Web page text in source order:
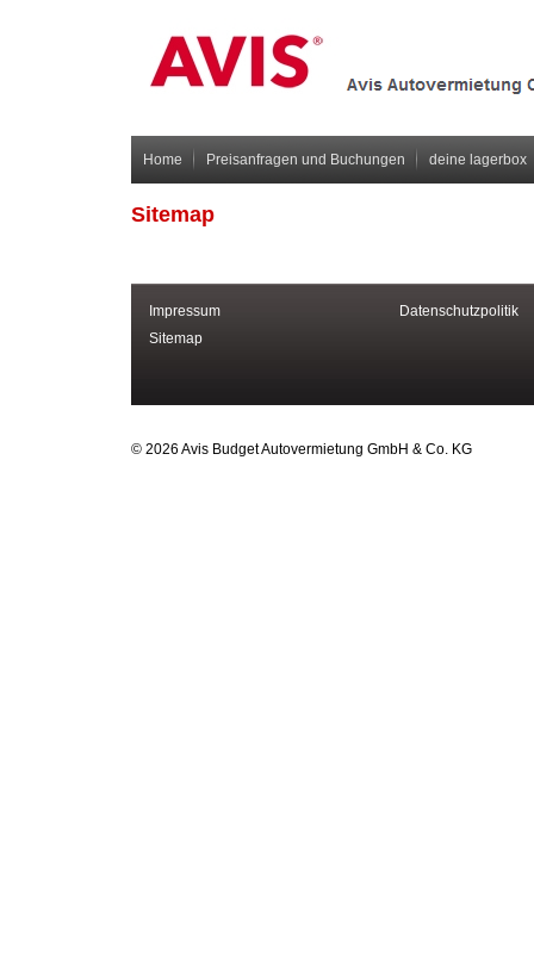
Home Preisanfragen und Buchungen deine lagerbox
Sitemap
Impressum
Datenschutzpolitik
Sitemap
© 2026 Avis Budget Autovermietung GmbH & Co. KG